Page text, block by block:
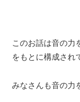
このお話は音の力
をもとに構成され
みなさんも音の力